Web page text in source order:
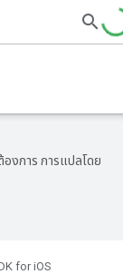
งการ การแปลโดย
for iOS